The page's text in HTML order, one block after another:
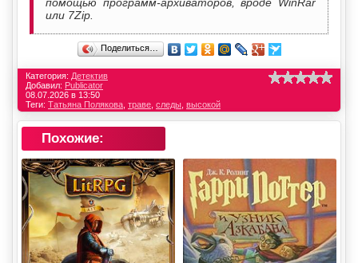
или 7Zip.
Поделиться…
Категория: Детектив
Добавил: Publicator
08.07.2026 в 13:50
Теги: Татьяна Полякова траве следы высокой
Похожие: